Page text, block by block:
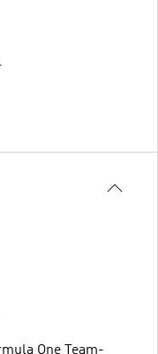
One Team-